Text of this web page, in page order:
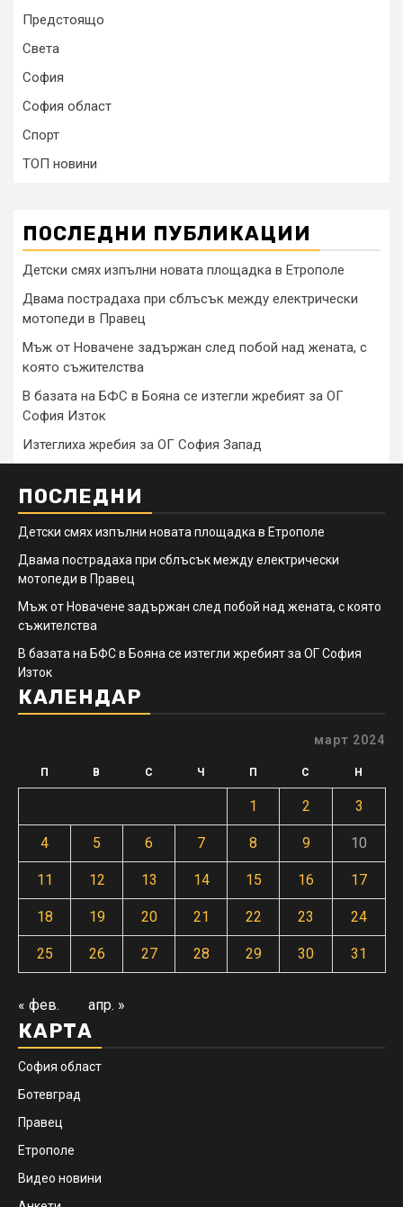
Предстоящо
Света
София
София област
Спорт
ТОП новини
ПОСЛЕДНИ ПУБЛИКАЦИИ
Детски смях изпълни новата площадка в Етрополе
Двама пострадаха при сблъсък между електрически
мотопеди в Правец
Мъж от Новачене задържан след побой над жената, с
която съжителства
В базата на БФС в Бояна се изтегли жребият за ОГ
София Изток
Изтеглиха жребия за ОГ София Запад
ПОСЛЕДНИ
Детски смях изпълни новата площадка в Етрополе
Двама пострадаха при сблъсък между електрически
мотопеди в Правец
Мъж от Новачене задържан след побой над жената, с която
съжителства
В базата на БФС в Бояна се изтегли жребият за ОГ София
Изток
КАЛЕНДАР
март 2024
П В С Ч П С Н
1 2 3
4 5 6 7 8 9 10
11 12 13 14 15 16 17
18 19 20 21 22 23 24
25 26 27 28 29 30 31
« фев. апр. »
КАРТА
София област
Ботевград
Правец
Етрополе
Видео новини